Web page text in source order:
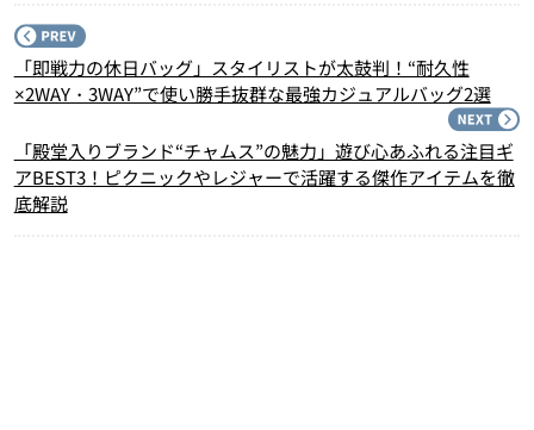
「即戦力の休日バッグ」スタイリストが太鼓判！“耐久性
×2WAY・3WAY”で使い勝手抜群な最強カジュアルバッグ2選
「殿堂入りブランド“チャムス”の魅力」遊び心あふれる注目ギ
アBEST3！ピクニックやレジャーで活躍する傑作アイテムを徹
底解説